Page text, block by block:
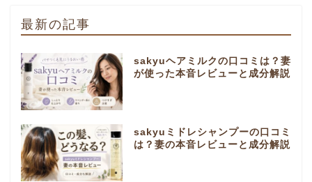
最新の記事
sakyuヘアミルクの口コミは？妻
が使った本音レビューと成分解説
sakyuミドレシャンプーの口コミ
は？妻の本音レビューと成分解説